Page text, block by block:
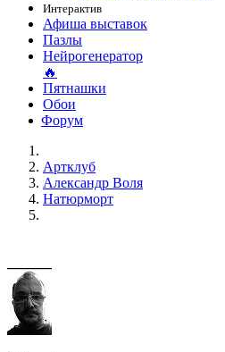
Интерактив
Афиша выставок
Пазлы
Нейрогенератор
🔥
Пятнашки
Обои
Форум
Артклуб
Александр Воля
Натюрморт